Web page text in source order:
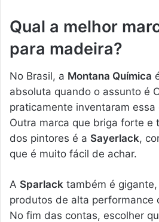
Qual a melhor
para madeira?
No Brasil, a Montana Química
absoluta quando o assunto é
praticamente inventaram
Outra marca que briga forte e
dos pintores é a Sayerlack,
que é muito fácil de achar.
A Sparlack também é
produtos de alta performance
No fim das contas, escolher